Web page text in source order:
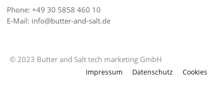
Phone: +49 30 5858 460 10
E-Mail: info@butter-and-salt.de
© 2023 Butter and Salt tech marketing GmbH
Impressum Datenschutz Cookies